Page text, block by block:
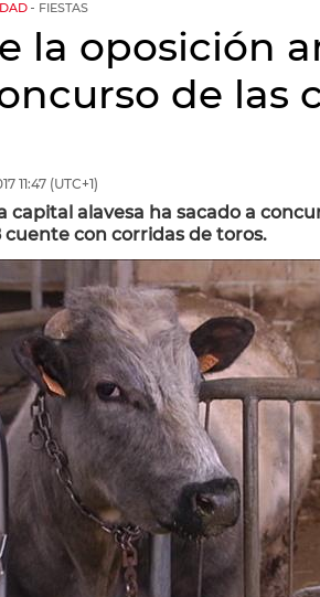
FIESTAS
la oposición
de las
11:47 (UTC+1)
capital alavesa ha sacado a
cuente con corridas de toros.